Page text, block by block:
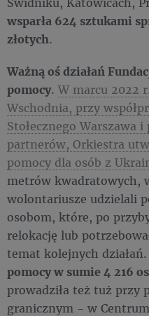
wsparła 624 sztukami
złotych.
Ważną oś działań
pomocy. W marcu 2022
Wschodnia, przy
Stołecznego Warszawa
partnerów, Orkiestra
pomocy dla osób z
metrów kwadratowych,
wolontariusze udzielali
osobom, które, po
relokację lub
temat kolejnych
pomocy w sumie 4 216
prowadziła też tuż przy
granicznym - w